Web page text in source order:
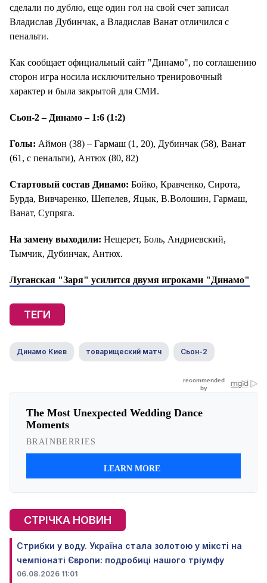
сделали по дублю, еще один гол на свой счет записал
Владислав Дубинчак, а Владислав Ванат отличился с
пенальти.
Как сообщает официальный сайт "Динамо", по соглашению
сторон игра носила исключительно тренировочный
характер и была закрытой для СМИ.
Сьон-2 – Динамо – 1:6 (1:2)
Голы: Аймон (38) – Гармаш (1, 20), Дубинчак (58), Ванат
(61, с пенальти), Антюх (80, 82)
Стартовый состав Динамо: Бойко, Кравченко, Сирота,
Бурда, Вивчаренко, Шепелев, Яцык, В.Волошин, Гармаш,
Ванат, Супряга.
На замену выходили: Нещерет, Боль, Андриевский,
Тымчик, Дубинчак, Антюх.
Луганская "Заря" усилится двумя игроками "Динамо"
ТЕГИ
Динамо Киев товарищеский матч Сьон-2
СТРІЧКА НОВИН
Стрибки у воду. Україна стала золотою у міксті на
чемпіонаті Європи: подробиці нашого тріумфу
06.08.2026 11:01